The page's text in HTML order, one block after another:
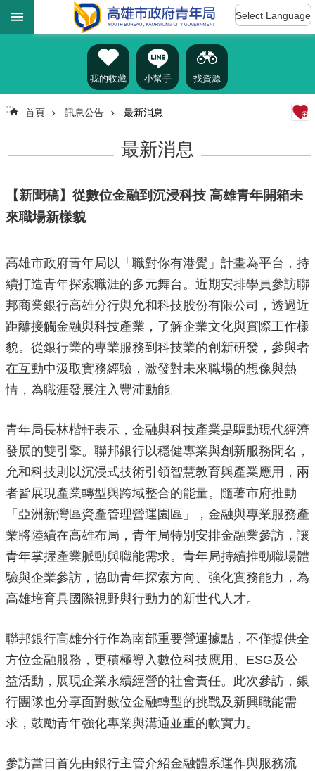
跳到主要內容區塊
識
訊
息
告
雄
青
資
源
主
題
專
區
便
民
服
務
公
開
訊
網
站
導
局
長
信
箱
語
彙
Select Language
我的收藏 小幫手 找資源
::: 首頁 訊息公告 最新消息
最新消息
【新聞稿】從數位金融到沉浸科技 高雄青年開箱未
來職場新樣貌
高雄市政府青年局以「職對你有港覺」計畫為平台，持
續打造青年探索職涯的多元舞台。近期安排學員參訪聯
邦商業銀行高雄分行與允和科技股份有限公司，透過近
距離接觸金融與科技產業，了解企業文化與實際工作樣
貌。從銀行業的專業服務到科技業的創新研發，參與者
在互動中汲取實務經驗，激發對未來職場的想像與熱
情，為職涯發展注入豐沛動能。
青年局長林楷軒表示，金融與科技產業是驅動現代經濟
發展的雙引擎。聯邦銀行以穩健專業與創新服務聞名，
允和科技則以沉浸式技術引領智慧教育與產業應用，兩
者皆展現產業轉型與跨域整合的能量。隨著市府推動
「亞洲新灣區資產管理營運園區」，金融與專業服務產
業將陸續在高雄布局，青年局特別安排金融業參訪，讓
青年掌握產業脈動與職能需求。青年局持續推動職場體
驗與企業參訪，協助青年探索方向、強化實務能力，為
高雄培育具國際視野與行動力的新世代人才。
聯邦銀行高雄分行作為南部重要營運據點，不僅提供全
方位金融服務，更積極導入數位科技應用、ESG及公
益活動，展現企業永續經營的社會責任。此次參訪，銀
行團隊也分享面對數位金融轉型的挑戰及新興職能需
求，鼓勵青年強化專業與溝通並重的軟實力。
參訪當日首先由銀行主管介紹金融體系運作與服務流